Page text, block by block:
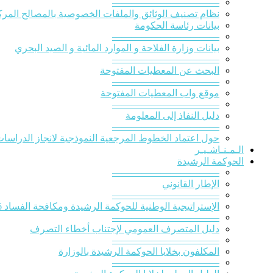
———————————
نظام تصنيف الوثائق والملفات الخصوصية بالمصالح
بيانات رئاسة الحكومة
———————————
بيانات وزارة الفلاحة و الموارد المائية و الصيد البحري
———————————
البحث عن المعطيات المفتوحة
———————————
موقع واب المعطيات المفتوحة
———————————
دليل النفاذ إلى المعلومة
———————————
حول اعتماد الخطوط المرجعية النموذجية لانجاز
الـمـنـاشـيـر
الحوكمة الرشيدة
———————————
الإطار القانوني
———————————
الإستراتيجية الوطنية للحوكمة الرشيدة ومكافحة الفساد 2016-2020
———————————
دليل المتصرف العمومي لإجتناب أخطاء التصرف
———————————
المكلفون بخلايا الحوكمة الرشيدة بالوزارة
———————————